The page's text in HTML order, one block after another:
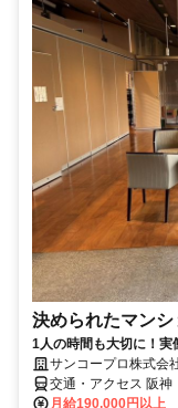
決められたマン
1人の時間も大切に！
サンコープロ株式会
交通・アクセス 阪神
OK）
月給190,000円以上